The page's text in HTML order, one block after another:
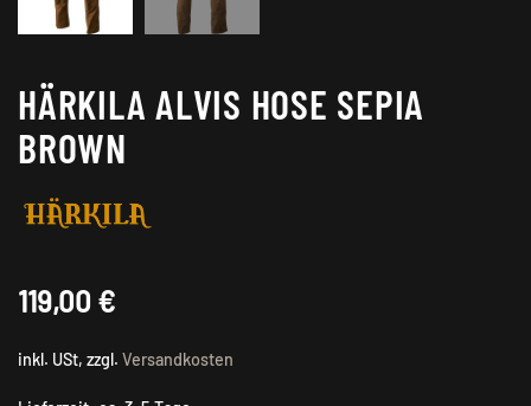
HÄRKILA ALVIS HOSE SEPIA
BROWN
119,00 €
inkl. USt, zzgl. Versandkosten